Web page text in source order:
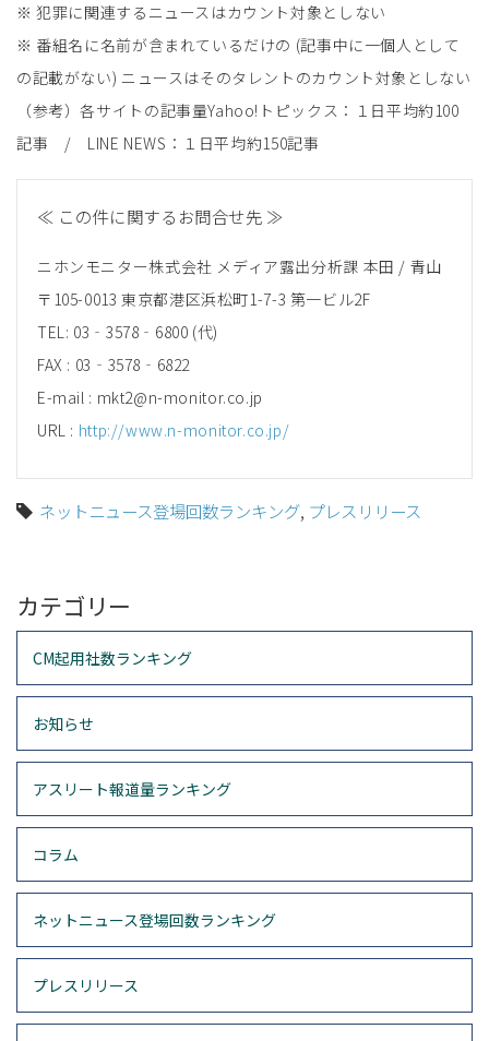
※ 犯罪に関連するニュースはカウント対象としない
※ 番組名に名前が含まれているだけの (記事中に一個人として
の記載がない) ニュースはそのタレントのカウント対象としない
（参考）各サイトの記事量Yahoo!トピックス：１日平均約100
記事 / LINE NEWS：１日平均約150記事
≪ この件に関するお問合せ先 ≫
ニホンモニター株式会社 メディア露出分析課 本田 / 青山
〒105-0013 東京都港区浜松町1-7-3 第一ビル2F
TEL: 03‐3578‐6800 (代)
FAX : 03‐3578‐6822
E-mail : mkt2@n-monitor.co.jp
URL : http://www.n-monitor.co.jp/
ネットニュース登場回数ランキング, プレスリリース
カテゴリー
CM起用社数ランキング
お知らせ
アスリート報道量ランキング
コラム
ネットニュース登場回数ランキング
プレスリリース